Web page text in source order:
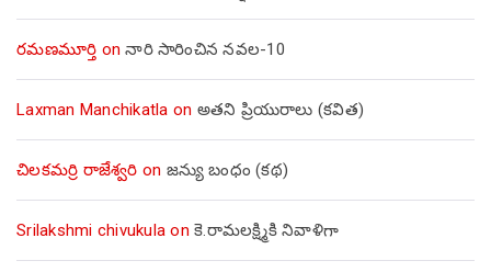
రమణమూర్తి onనారి సారించిన నవల-10
Laxman Manchikatla on అతని ప్రియురాలు (కవిత)
చిలకమర్రి రాజేశ్వరి on జన్యు బంధం (కథ)
Srilakshmi chivukula on కె.రామలక్ష్మికి నివాళిగా